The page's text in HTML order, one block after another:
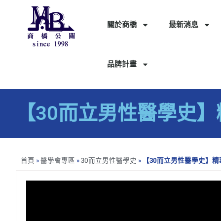
關於商橋 最新消息
品牌計畫
【30而立男性醫學史
首頁 »醫學會專區 »30而立男性醫學史 » 【30而立男性醫學史】